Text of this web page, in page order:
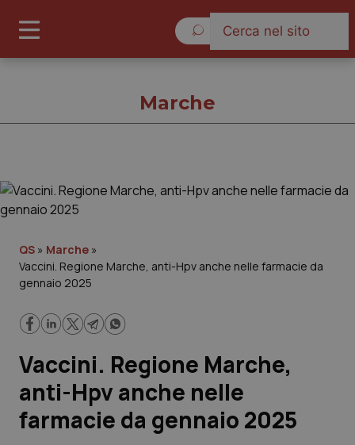
Governo e Parlamento
Regioni e Asl
Lavoro e Professioni
Scienza e Farmaci
Studi e Analisi
Marche
QS » Marche »
Vaccini. Regione Marche, anti-Hpv anche nelle farmacie da
gennaio 2025
Vaccini. Regione Marche,
anti-Hpv anche nelle
farmacie da gennaio 2025